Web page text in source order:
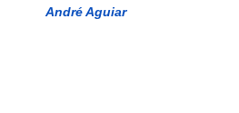
André Aguiar